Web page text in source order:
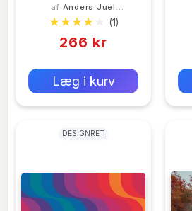
af Anders Juel
Michelsen
(1)
266 kr
Læg i kurv
DESIGNRET